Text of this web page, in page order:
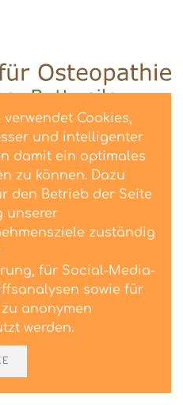
Cookies,
und intelligenter
damit ein optimales
zu können. Dazu
den Betrieb der Seite
unserer
zuständig
für Social-Media-
sowie für
anonymen
werden.